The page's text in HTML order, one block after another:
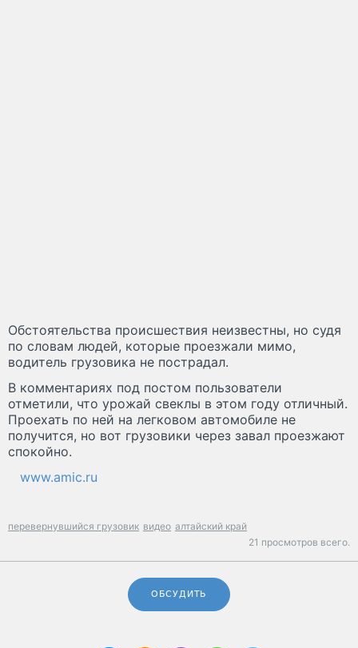
Обстоятельства происшествия неизвестны, но судя
по словам людей, которые проезжали мимо,
водитель грузовика не пострадал.
В комментариях под постом пользователи
отметили, что урожай свеклы в этом году отличный.
Проехать по ней на легковом автомобиле не
получится, но вот грузовики через завал проезжают
спокойно.
www.amic.ru
перевернувшийся грузовик видео алтайский край
21 просмотров всего.
ОБСУДИТЬ